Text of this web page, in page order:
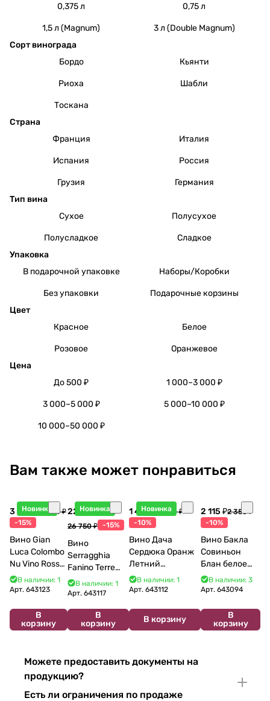
0,375 л
0,75 л
1,5 л (Magnum)
3 л (Double Magnum)
Сорт винограда
Бордо
Кьянти
Риоха Шабли
Тоскана
Страна
Франция
Италия
Испания Россия
Грузия
Германия
Тип вина
Сухое
Полусухое
Полусладкое
Сладкое
Упаковка
В подарочной упаковке
Наборы/Коробки
Без упаковки
Подарочные корзины
Цвет
Красное
Белое
Розовое
Оранжевое
Цена
До 500 ₽
1 000–3 000 ₽
3 000–5 000 ₽ 5 000–10 000 ₽
10 000–50 000 ₽
Вам также может понравиться
Новинка
3 998 ₽4 704 ₽
-15%
Вино Gian
Luca Colombo
Nu Vino Rosso
2025 750 мл
В наличии: 1
Арт. 643123
В
корзину
Новинка
22 738 ₽
26 750 ₽ -15%
Вино
Serragghia
Fanino Terre
Siciliane IGP
2022 750 мл
В наличии: 1
Арт.643117
В
корзину
Новинка
1 440 ₽1 600 ₽
-10%
Вино Дача
Сердюка Оранж
Летний
Сибирьковый
2024 750 мл
В наличии: 1
Арт. 643112
В корзину
2 115 ₽2 350 ₽
-10%
Вино Бакла
Совиньон
Блан белое
сухое 750 мл
12%
В наличии: 3
Арт.643094
В
корзину
Можете предоставить документы на
продукцию?
Есть ли ограничения по продаже